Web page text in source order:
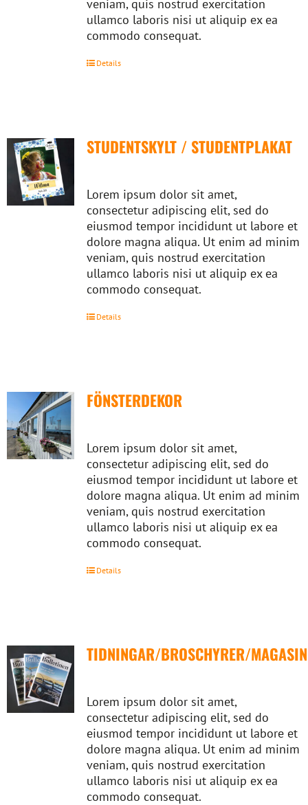
veniam, quis nostrud exercitation
ullamco laboris nisi ut aliquip ex ea
commodo consequat.
Details
STUDENTSKYLT / STUDENTPLAKAT
Lorem ipsum dolor sit amet,
consectetur adipiscing elit, sed do
eiusmod tempor incididunt ut labore et
dolore magna aliqua. Ut enim ad minim
veniam, quis nostrud exercitation
ullamco laboris nisi ut aliquip ex ea
commodo consequat.
Details
FÖNSTERDEKOR
Lorem ipsum dolor sit amet,
consectetur adipiscing elit, sed do
eiusmod tempor incididunt ut labore et
dolore magna aliqua. Ut enim ad minim
veniam, quis nostrud exercitation
ullamco laboris nisi ut aliquip ex ea
commodo consequat.
Details
TIDNINGAR/BROSCHYRER/MAGASIN
Lorem ipsum dolor sit amet,
consectetur adipiscing elit, sed do
eiusmod tempor incididunt ut labore et
dolore magna aliqua. Ut enim ad minim
veniam, quis nostrud exercitation
ullamco laboris nisi ut aliquip ex ea
commodo consequat.